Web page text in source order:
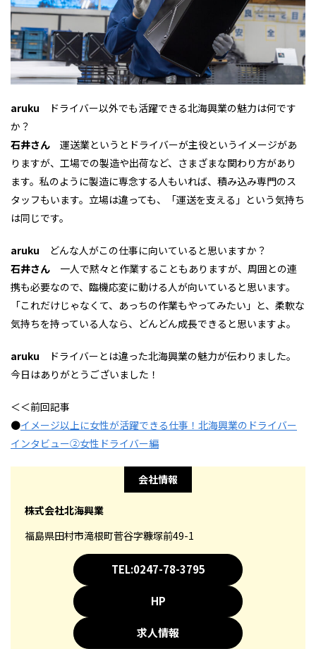
aruku ドライバー以外でも活躍できる北海興業の魅力は何です
か？
石井さん 運送業というとドライバーが主役というイメージがあ
りますが、工場での製造や出荷など、さまざまな関わり方があり
ます。私のように製造に専念する人もいれば、積み込み専門のス
タッフもいます。立場は違っても、「運送を支える」という気持ち
は同じです。
aruku どんな人がこの仕事に向いていると思いますか？
石井さん 一人で黙々と作業することもありますが、周囲との連
携も必要なので、臨機応変に動ける人が向いていると思います。
「これだけじゃなくて、あっちの作業もやってみたい」と、柔軟な
気持ちを持っている人なら、どんどん成長できると思いますよ。
aruku ドライバーとは違った北海興業の魅力が伝わりました。
今日はありがとうございました！
＜＜前回記事
●イメージ以上に女性が活躍できる仕事！北海興業のドライバー
インタビュー②女性ドライバー編
会社情報
株式会社北海興業
福島県田村市滝根町菅谷字糠塚前49-1
TEL:0247-78-3795
HP
求人情報